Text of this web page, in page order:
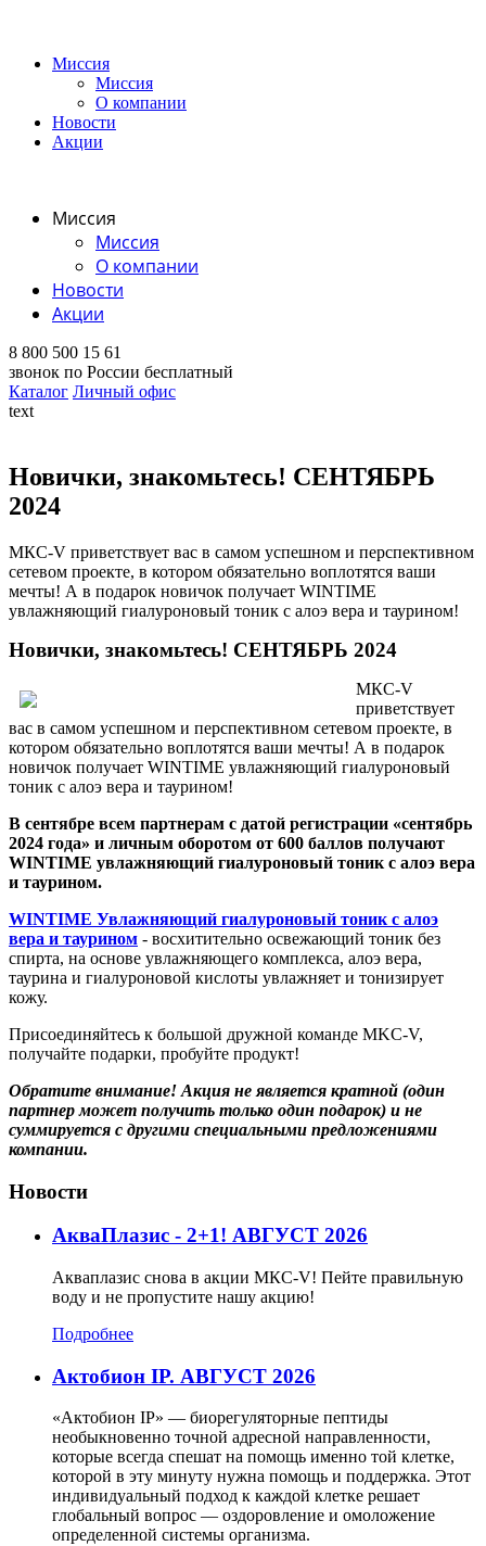
Миссия
Миссия
О компании
Новости
Акции
Миссия
Миссия
О компании
Новости
Акции
8 800 500 15 61
звонок по России бесплатный
Каталог Личный офис
text
Новички, знакомьтесь! СЕНТЯБРЬ
2024
МКС-V приветствует вас в самом успешном и перспективном
сетевом проекте, в котором обязательно воплотятся ваши
мечты! А в подарок новичок получает WINTIME
увлажняющий гиалуроновый тоник с алоэ вера и таурином!
Новички, знакомьтесь! СЕНТЯБРЬ 2024
МКС-V
приветствует
вас в самом успешном и перспективном сетевом проекте, в
котором обязательно воплотятся ваши мечты! А в подарок
новичок получает WINTIME увлажняющий гиалуроновый
тоник с алоэ вера и таурином!
В сентябре всем партнерам с датой регистрации «сентябрь
2024 года» и личным оборотом от 600 баллов получают
WINTIME увлажняющий гиалуроновый тоник с алоэ вера
и таурином.
WINTIME Увлажняющий гиалуроновый тоник с алоэ
вера и таурином - восхитительно освежающий тоник без
спирта, на основе увлажняющего комплекса, алоэ вера,
таурина и гиалуроновой кислоты увлажняет и тонизирует
кожу.
Присоединяйтесь к большой дружной команде MKC-V,
получайте подарки, пробуйте продукт!
Обратите внимание! Акция не является кратной (один
партнер может получить только один подарок) и не
суммируется с другими специальными предложениями
компании.
Новости
АкваПлазис - 2+1! АВГУСТ 2026
Акваплазис снова в акции МКС-V! Пейте правильную
воду и не пропустите нашу акцию!
Подробнее
Актобион IP. АВГУСТ 2026
«Актобион IP» — биорегуляторные пептиды
необыкновенно точной адресной направленности,
которые всегда спешат на помощь именно той клетке,
которой в эту минуту нужна помощь и поддержка. Этот
индивидуальный подход к каждой клетке решает
глобальный вопрос — оздоровление и омоложение
определенной системы организма.